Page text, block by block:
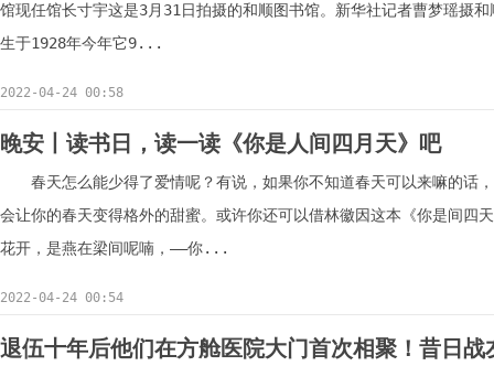
馆现任馆长寸宇这是3月31日拍摄的和顺图书馆。新华社记者曹梦瑶摄
生于1928年今年它9...
2022-04-24 00:58
晚安丨读书日，读一读《你是人间四月天》吧
春天怎么能少得了爱情呢？有说，如果你不知道春天可以来嘛的话
会让你的春天变得格外的甜蜜。或许你还可以借林徽因这本《你是间四
花开，是燕在梁间呢喃，——你...
2022-04-24 00:54
退伍十年后他们在方舱医院大门首次相聚！昔日